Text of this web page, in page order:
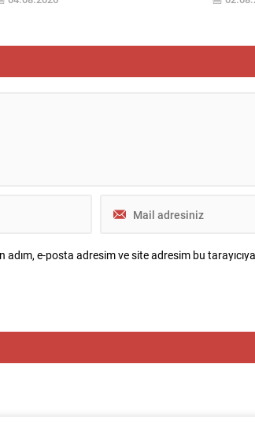
önceki kapanışa göre sınırlı artış
adım, e-posta adresim ve site adresim bu